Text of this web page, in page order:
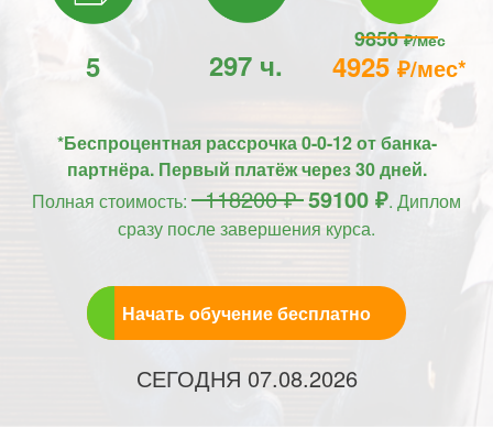
5 297 ч.
9850₽/мес
4925₽/мес*
*Беспроцентная рассрочка 0-0-12 от банка-
партнёра. Первый платёж через 30 дней.
Полная стоимость: 118200 ₽59100 ₽. Диплом
сразу после завершения курса.
Начать обучение бесплатно
СЕГОДНЯ 07.08.2026